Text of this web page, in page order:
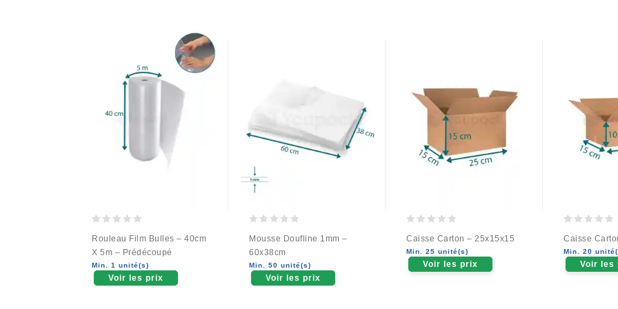
out
of
5
Rouleau Film Bulles – 40cm
X 5m – Prédécoupé
Min. 1 unité(s)
Voir les prix
out
of
5
Mousse Doufline 1mm –
60x38cm
Min. 50 unité(s)
Voir les prix
out
of
5
Caisse Carton – 25x15x15
Min. 25 unité(s)
Voir les prix
out
of
5
Caisse
Min. 20
Voir les